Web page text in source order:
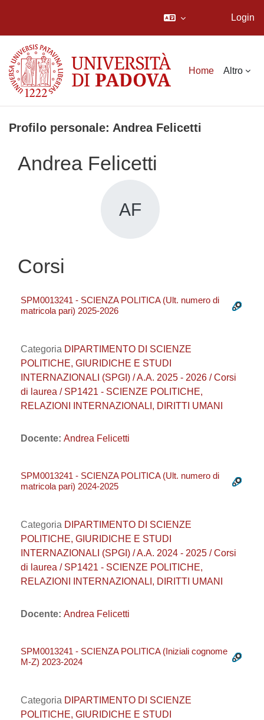
Login
Home Altro
Profilo personale: Andrea Felicetti
Andrea Felicetti
AF
Corsi
SPM0013241 - SCIENZA POLITICA (Ult. numero di
matricola pari) 2025-2026
Categoria DIPARTIMENTO DI SCIENZE
POLITICHE, GIURIDICHE E STUDI
INTERNAZIONALI (SPGI) / A.A. 2025 - 2026 / Corsi
di laurea / SP1421 - SCIENZE POLITICHE,
RELAZIONI INTERNAZIONALI, DIRITTI UMANI
Docente: Andrea Felicetti
SPM0013241 - SCIENZA POLITICA (Ult. numero di
matricola pari) 2024-2025
Categoria DIPARTIMENTO DI SCIENZE
POLITICHE, GIURIDICHE E STUDI
INTERNAZIONALI (SPGI) / A.A. 2024 - 2025 / Corsi
di laurea / SP1421 - SCIENZE POLITICHE,
RELAZIONI INTERNAZIONALI, DIRITTI UMANI
Docente: Andrea Felicetti
SPM0013241 - SCIENZA POLITICA (Iniziali cognome
M-Z) 2023-2024
Categoria DIPARTIMENTO DI SCIENZE
POLITICHE, GIURIDICHE E STUDI